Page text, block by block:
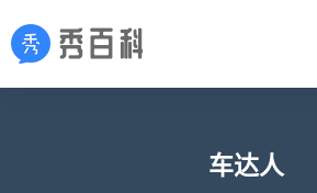
车达人